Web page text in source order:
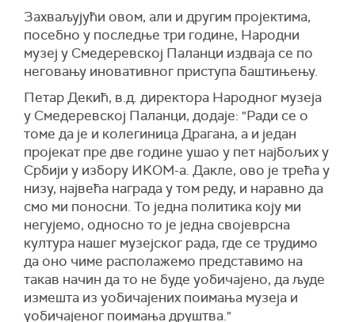
Захваљујући овом, али и другим пројектима,
посебно у последње три године, Народни
музеј у Смедеревској Паланци издваја се по
неговању иновативног приступа баштињењу.
Петар Декић, в.д. директора Народног музеја
у Смедеревској Паланци, додаје: "Ради се о
томе да је и колегиница Драгана, а и један
пројекат пре две године ушао у пет најбољих у
Србији у избору ИKОМ-а. Дакле, ово је трећа у
низу, највећа награда у том реду, и наравно да
смо ми поносни. То једна политика коју ми
негујемо, односно то је једна својеврсна
култура нашег музејског рада, где се трудимо
да оно чиме располажемо представимо на
такав начин да то не буде уобичајено, да људе
измешта из уобичајених поимања музеја и
уобичајеног поимања друштва."